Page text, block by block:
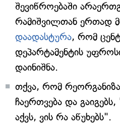
შევიწროებაში
რამიშვილთან ერთად
დაადასტურა, რომ
დეპარტამენტის
დაინიშნა.
თქვა, რომ
ჩაერთვება და
აქვს, ვის რა აწუხებს".